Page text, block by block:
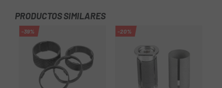
PRODUCTOS SIMILARES
-39% -20%